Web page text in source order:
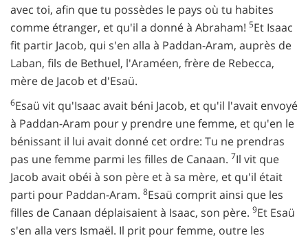
avec toi, afin que tu possèdes le pays où tu habites
comme étranger, et qu'il a donné à Abraham! 5Et Isaac
fit partir Jacob, qui s'en alla à Paddan-Aram, auprès de
Laban, fils de Bethuel, l'Araméen, frère de Rebecca,
mère de Jacob et d'Esaü.
6Esaü vit qu'Isaac avait béni Jacob, et qu'il l'avait envoyé
à Paddan-Aram pour y prendre une femme, et qu'en le
bénissant il lui avait donné cet ordre: Tu ne prendras
pas une femme parmi les filles de Canaan. 7Il vit que
Jacob avait obéi à son père et à sa mère, et qu'il était
parti pour Paddan-Aram. 8Esaü comprit ainsi que les
filles de Canaan déplaisaient à Isaac, son père. 9Et Esaü
s'en alla vers Ismaël. Il prit pour femme, outre les